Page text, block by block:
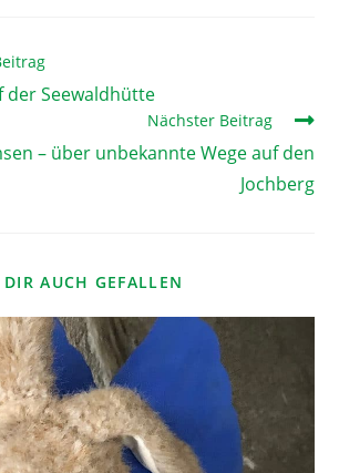
der Seewaldhütte
Nächster Beitrag
– über unbekannte Wege auf den
Jochberg
AUCH GEFALLEN